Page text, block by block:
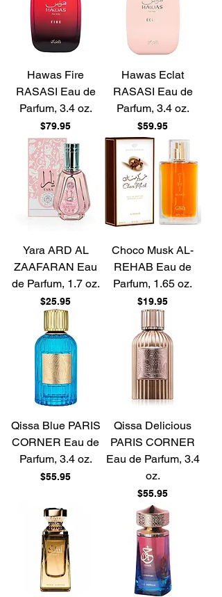
Hawas Fire
RASASI Eau de
Parfum, 3.4 oz.
Price
$79.95
Hawas Eclat
RASASI Eau de
Parfum, 3.4 oz.
Price
$59.95
Yara ARD AL
ZAAFARAN Eau
de Parfum, 1.7 oz.
Price
$25.95
Choco Musk AL-
REHAB Eau de
Parfum, 1.65 oz.
Price
$19.95
Qissa Blue PARIS
CORNER Eau de
Parfum, 3.4 oz.
Price
$55.95
Qissa Delicious
PARIS CORNER
Eau de Parfum, 3.4
oz.
Price
$55.95